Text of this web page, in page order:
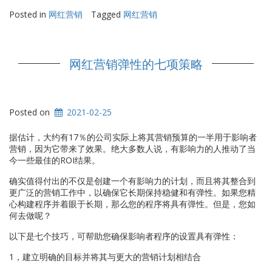
Posted in 网红营销 Tagged 网红营销
网红营销弹性的七项策略
Posted on 2021-02-25
据估计，大约有17％的公司实际上将其营销预算的一半用于影响者
营销，因为它带来了效果。绝大多数人说，有影响力的人推动了当
今一些最佳的ROI结果。
确实值得付出的不仅是创建一个有影响力的计划，而且将其整合到
更广泛的营销工作中，以确保它长期保持稳健和有弹性。如果您精
心构建程序并着眼于长期，那么您的程序将具有弹性。但是，您如
何去做呢？
以下是七个技巧，可帮助您确保影响者程序的设置具有弹性：
1，建立明确的目标并将其与更大的营销计划相结合